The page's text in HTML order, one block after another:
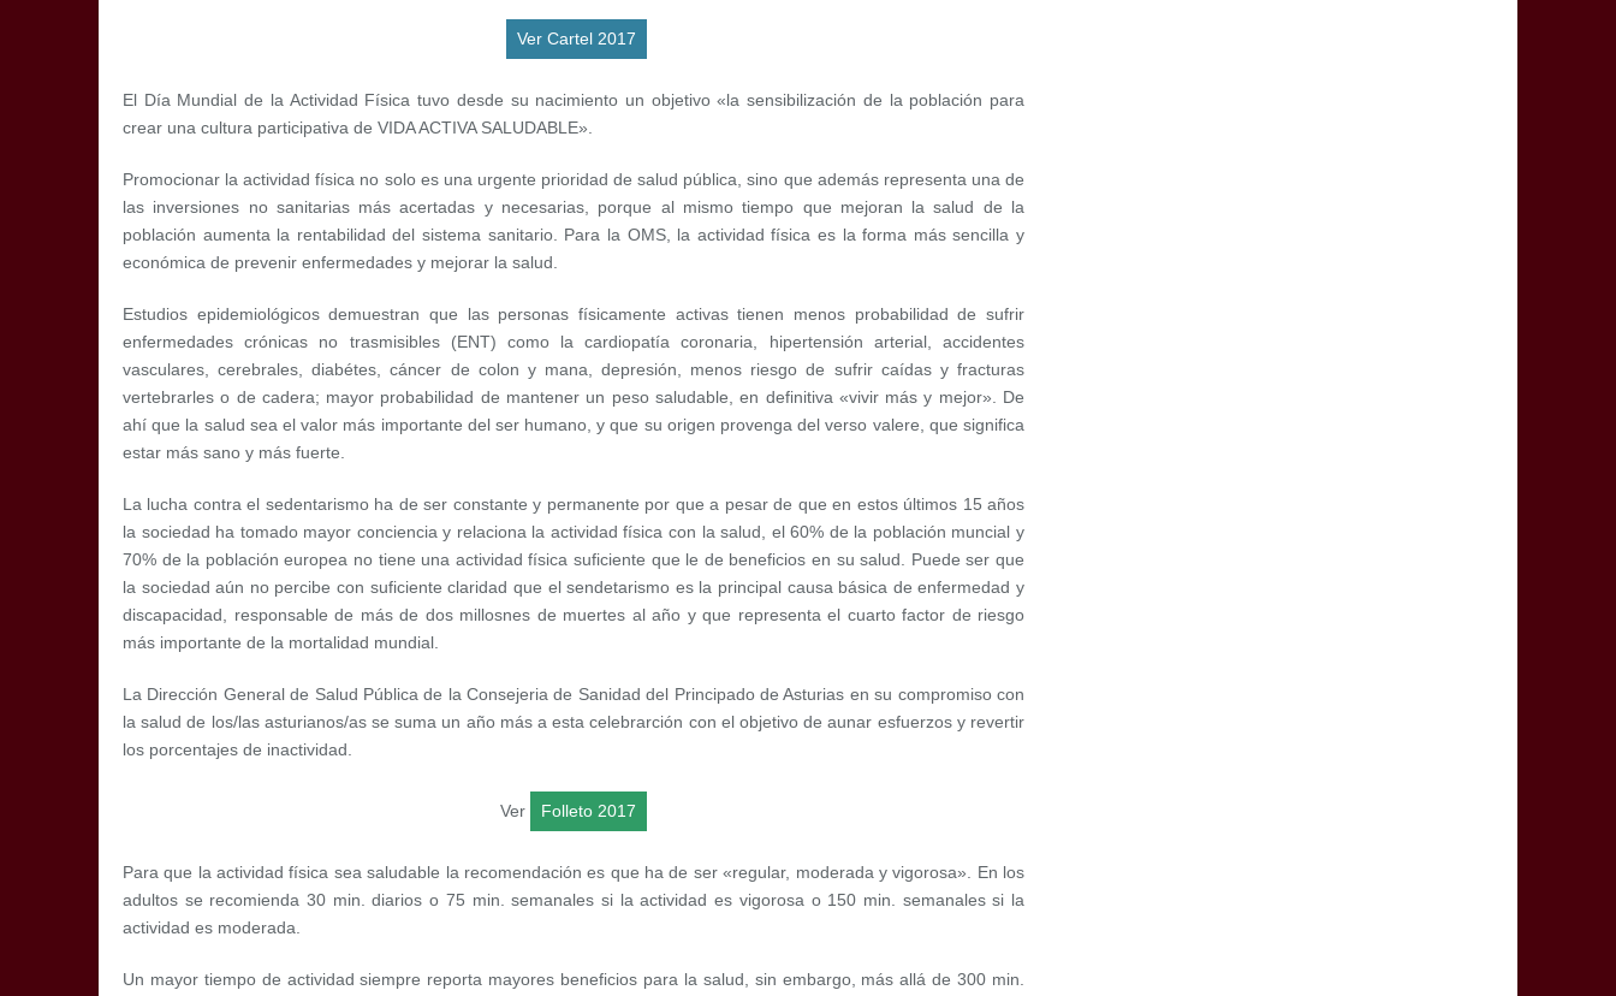
Ver Cartel 2017
El Día Mundial de la Actividad Física tuvo desde su nacimiento un objetivo «la sensibilización de la población para
crear una cultura participativa de VIDA ACTIVA SALUDABLE».
Promocionar la actividad física no solo es una urgente prioridad de salud pública, sino que además representa una de
las inversiones no sanitarias más acertadas y necesarias, porque al mismo tiempo que mejoran la salud de la
población aumenta la rentabilidad del sistema sanitario. Para la OMS, la actividad física es la forma más sencilla y
económica de prevenir enfermedades y mejorar la salud.
Estudios epidemiológicos demuestran que las personas físicamente activas tienen menos probabilidad de sufrir
enfermedades crónicas no trasmisibles (ENT) como la cardiopatía coronaria, hipertensión arterial, accidentes
vasculares, cerebrales, diabétes, cáncer de colon y mana, depresión, menos riesgo de sufrir caídas y fracturas
vertebrarles o de cadera; mayor probabilidad de mantener un peso saludable, en definitiva «vivir más y mejor». De
ahí que la salud sea el valor más importante del ser humano, y que su origen provenga del verso valere, que significa
estar más sano y más fuerte.
La lucha contra el sedentarismo ha de ser constante y permanente por que a pesar de que en estos últimos 15 años
la sociedad ha tomado mayor conciencia y relaciona la actividad física con la salud, el 60% de la población muncial y
70% de la población europea no tiene una actividad física suficiente que le de beneficios en su salud. Puede ser que
la sociedad aún no percibe con suficiente claridad que el sendetarismo es la principal causa básica de enfermedad y
discapacidad, responsable de más de dos millosnes de muertes al año y que representa el cuarto factor de riesgo
más importante de la mortalidad mundial.
La Dirección General de Salud Pública de la Consejeria de Sanidad del Principado de Asturias en su compromiso con
la salud de los/las asturianos/as se suma un año más a esta celebrarción con el objetivo de aunar esfuerzos y revertir
los porcentajes de inactividad.
Ver Folleto 2017
Para que la actividad física sea saludable la recomendación es que ha de ser «regular, moderada y vigorosa». En los
adultos se recomienda 30 min. diarios o 75 min. semanales si la actividad es vigorosa o 150 min. semanales si la
actividad es moderada.
Un mayor tiempo de actividad siempre reporta mayores beneficios para la salud, sin embargo, más allá de 300 min.